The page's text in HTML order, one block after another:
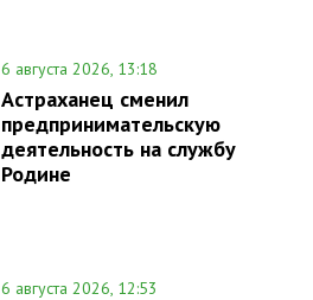
6 августа 2026, 13:18
Астраханец сменил
предпринимательскую
деятельность на службу
Родине
6 августа 2026, 12:53